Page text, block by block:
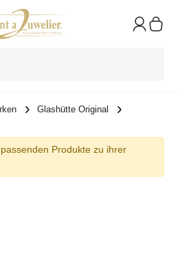
Glashütte Original
Produkte zu ihrer